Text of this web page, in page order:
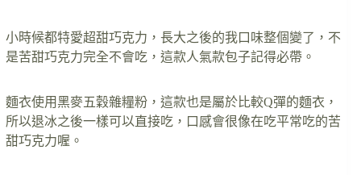
小時候都特愛超甜巧克力，長大之後的我口味整個變了，不
是苦甜巧克力完全不會吃，這款人氣款包子記得必帶。
麵衣使用黑麥五穀雜糧粉，這款也是屬於比較Q彈的麵衣，
所以退冰之後一樣可以直接吃，口感會很像在吃平常吃的苦
甜巧克力喔。